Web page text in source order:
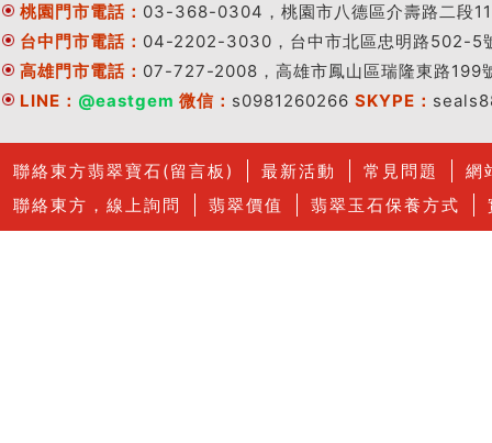
桃園門市電話： 03-368-0304，桃園市八德區介壽路二段
台中門市電話： 04-2202-3030，台中市北區忠明路502-5
高雄門市電話： 07-727-2008，高雄市鳳山區瑞隆東路199
LINE： @eastgem 微信： s0981260266 SKYPE：
聯絡東方翡翠寶石(留言板) 最新活動 常見問題
網
聯絡東方，線上詢問
翡翠價值 翡翠玉石保養方式